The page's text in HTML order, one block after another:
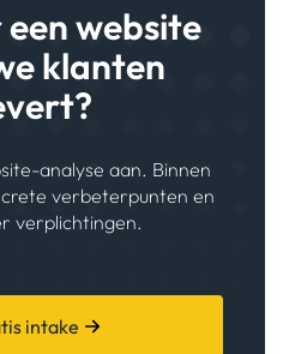
website
klanten
analyse aan. Binnen
verbeterpunten en
verplichtingen.
intake